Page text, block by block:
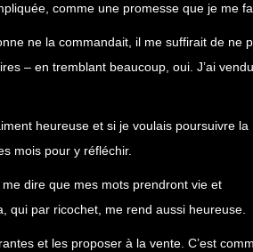
comme une promesse que je me
ne la commandait, il me suffirait de ne
– en tremblant beaucoup, oui. J’ai
heureuse et si je voulais poursuivre la
mois pour y réfléchir.
dire que mes mots prendront vie et
qui par ricochet, me rend aussi heureuse.
et les proposer à la vente. C’est